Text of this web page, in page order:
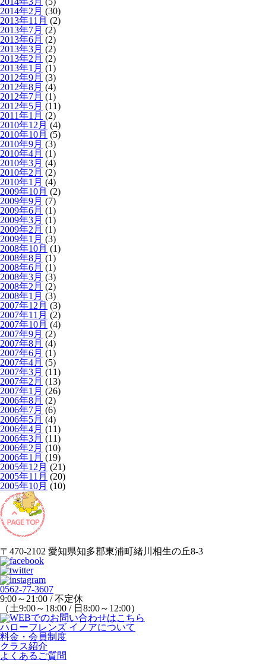
2014年2月 (30)
2013年11月 (2)
2013年7月 (2)
2013年6月 (2)
2013年3月 (2)
2013年2月 (2)
2013年1月 (1)
2012年9月 (3)
2012年8月 (4)
2012年7月 (1)
2012年5月 (11)
2011年1月 (2)
2010年12月 (4)
2010年10月 (5)
2010年9月 (3)
2010年4月 (1)
2010年3月 (4)
2010年2月 (2)
2010年1月 (4)
2009年10月 (2)
2009年9月 (7)
2009年6月 (1)
2009年3月 (1)
2009年2月 (1)
2009年1月 (3)
2008年10月 (1)
2008年8月 (1)
2008年6月 (1)
2008年3月 (3)
2008年2月 (2)
2008年1月 (3)
2007年12月 (3)
2007年11月 (2)
2007年10月 (4)
2007年9月 (2)
2007年8月 (4)
2007年6月 (1)
2007年4月 (5)
2007年3月 (11)
2007年2月 (13)
2007年1月 (26)
2006年8月 (2)
2006年7月 (6)
2006年5月 (4)
2006年4月 (11)
2006年3月 (11)
2006年2月 (10)
2006年1月 (19)
2005年12月 (21)
2005年11月 (20)
2005年10月 (10)
〒470-2102 愛知県知多郡東浦町緒川相生の丘8-3
0562-77-3607
9:00～21:00 / 不定休
（土9:00～18:00 / 日8:00～12:00）
ハローフレンズ イノアについて
料金・会員制度
クラス紹介
よくあるご質問